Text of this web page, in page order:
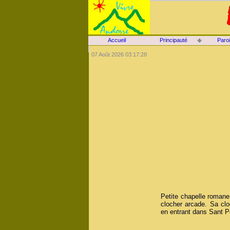
Petite chapelle
clocher arcade. Sa
en entrant dans Sant
07 Août 2026 03:17:28
Accueil Principauté